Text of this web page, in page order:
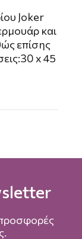
Joker
και
επίσης
x 45